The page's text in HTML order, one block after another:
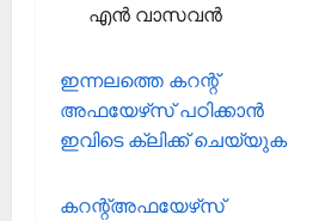
എന്‍ വാസവന്‍
ഇന്നലത്തെ കറന്റ്
അഫയേഴ്‌സ് പഠിക്കാന്‍
ഇവിടെ ക്ലിക്ക് ചെയ്യുക
കറന്റ്അഫയേഴ്‌സ്